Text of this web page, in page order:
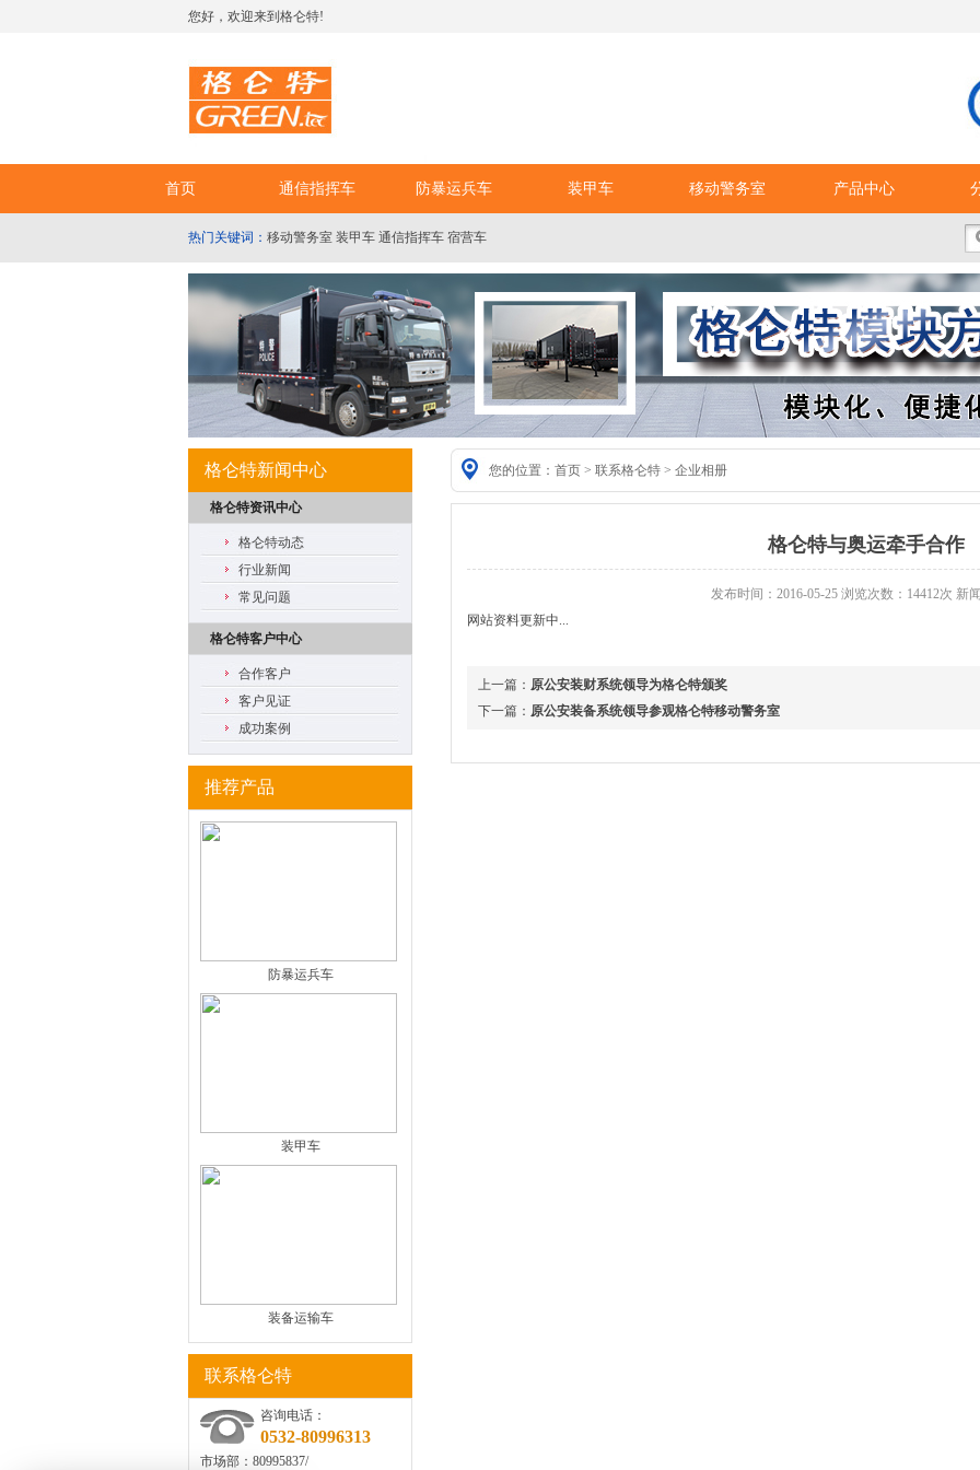
您好，欢迎来到格仑特!
首页 通信指挥车 防暴运兵车 装甲车 移动警务室 产品中心
热门关键词： 移动警务室 装甲车 通信指挥车 宿营车
格仑特新闻中心
格仑特资讯中心
格仑特动态
行业新闻
常见问题
格仑特客户中心
合作客户
客户见证
成功案例
推荐产品
防暴运兵车
装甲车
装备运输车
联系格仑特
咨询电话：
0532-80996313
市场部：80995837/
您的位置： 首页 > 联系格仑特 > 企业相册
格仑特与奥运牵手合作
发布时间：2016-05-25 浏览次数：14412次 新
网站资料更新中...
上一篇： 原公安装财系统领导为格仑特颁奖
下一篇： 原公安装备系统领导参观格仑特移动警务室